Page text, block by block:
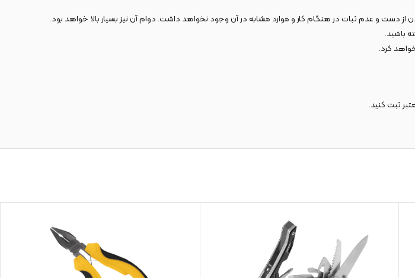
و عدم ثبات در هنگام کار و موارد مشابه در آن وجود نخواهد داشت. دوام آن نیز بسیار بالا خواهد بود.
باشید.
کرد.
ثبت کنید.